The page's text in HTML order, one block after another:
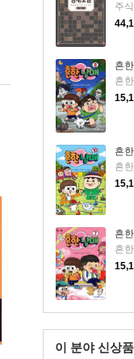
흔
흔
흔
이 분야 신상품